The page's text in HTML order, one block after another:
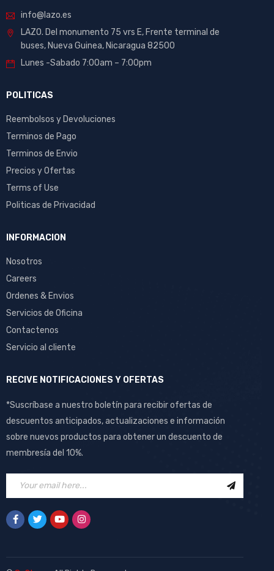
info@lazo.es
LAZO. Del monumento 75 vrs E, Frente terminal de
buses, Nueva Guinea, Nicaragua 82500
Lunes -Sabado 7:00am – 7:00pm
POLITICAS
Reembolsos y Devoluciones
Terminos de Pago
Terminos de Envio
Precios y Ofertas
Terms of Use
Politicas de Privacidad
INFORMACION
Nosotros
Careers
Ordenes & Envios
Servicios de Oficina
Contactenos
Servicio al cliente
RECIVE NOTIFICACIONES Y OFERTAS
*Suscríbase a nuestro boletín para recibir ofertas de
descuentos anticipados, actualizaciones e información
sobre nuevos productos para obtener un descuento de
membresía del 10%.